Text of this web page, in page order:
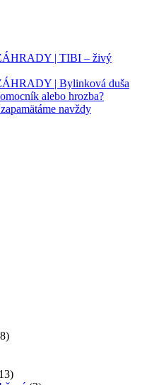
| TIBI – živý
| Bylinková duša
alebo hrozba?
navždy